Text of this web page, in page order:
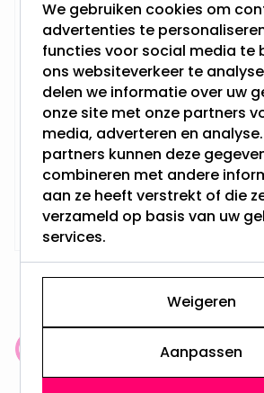
Installatiedraad 2 x
Per Meter
Op voorraad,
Vandaag verzonden
Klantenbeoordeling: 9.4/10
meer dan 100.000 klanten
We gebruiken cookies om
advertenties te
functies voor social media te
ons websiteverkeer te
delen we informatie over uw
onze site met onze partners
media, adverteren en analyse.
partners kunnen deze
combineren met andere
aan ze heeft verstrekt of die
verzameld op basis van uw
services.
Weigeren
Aanpassen